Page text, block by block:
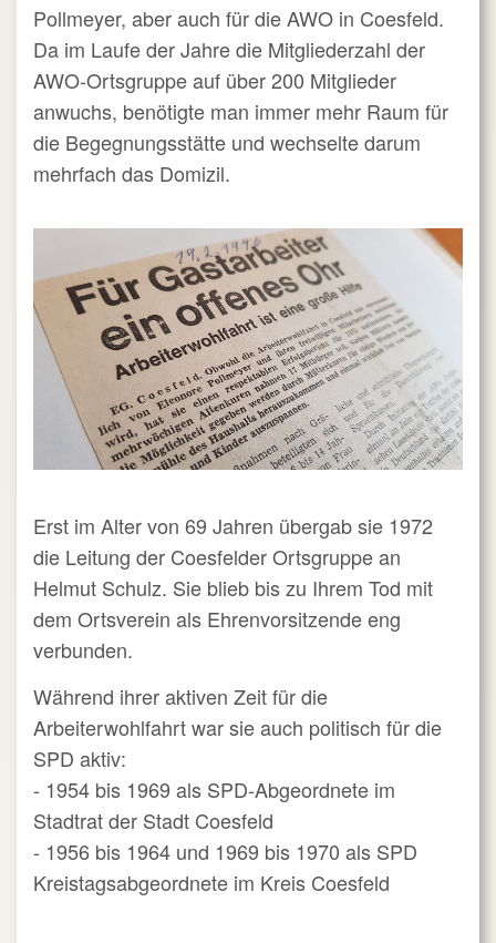
Pollmeyer, aber auch für die AWO in Coesfeld.
Da im Laufe der Jahre die Mitgliederzahl der
AWO-Ortsgruppe auf über 200 Mitglieder
anwuchs, benötigte man immer mehr Raum für
die Begegnungsstätte und wechselte darum
mehrfach das Domizil.
Erst im Alter von 69 Jahren übergab sie 1972
die Leitung der Coesfelder Ortsgruppe an
Helmut Schulz. Sie blieb bis zu Ihrem Tod mit
dem Ortsverein als Ehrenvorsitzende eng
verbunden.
Während ihrer aktiven Zeit für die
Arbeiterwohlfahrt war sie auch politisch für die
SPD aktiv:
- 1954 bis 1969 als SPD-Abgeordnete im
Stadtrat der Stadt Coesfeld
- 1956 bis 1964 und 1969 bis 1970 als SPD
Kreistagsabgeordnete im Kreis Coesfeld